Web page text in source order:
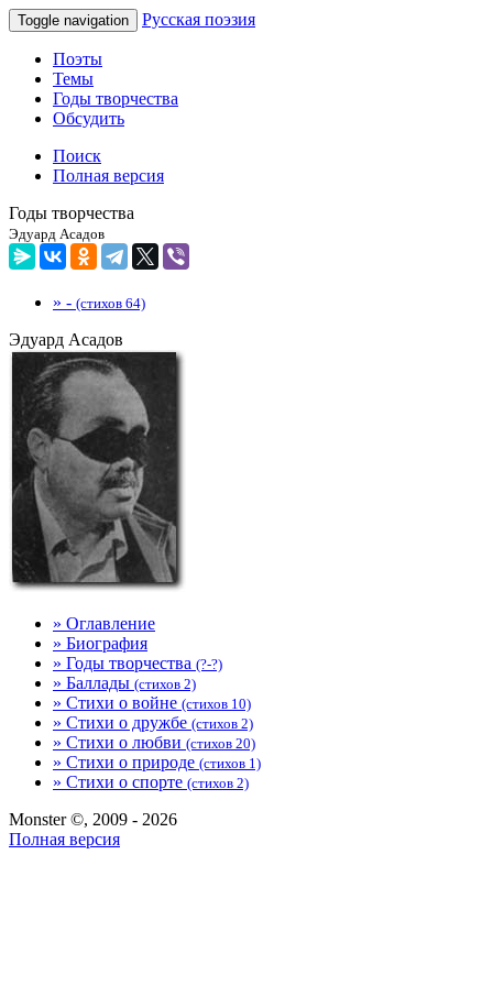
Toggle navigation Русская поэзия
Поэты
Темы
Годы творчества
Обсудить
Поиск
Полная версия
Годы творчества
Эдуард Асадов
» - (стихов 64)
Эдуард Асадов
» Оглавление
» Биография
» Годы творчества (?-?)
» Баллады (стихов 2)
» Стихи о войне (стихов 10)
» Стихи о дружбе (стихов 2)
» Стихи о любви (стихов 20)
» Стихи о природе (стихов 1)
» Стихи о спорте (стихов 2)
Monster ©, 2009 - 2026
Полная версия